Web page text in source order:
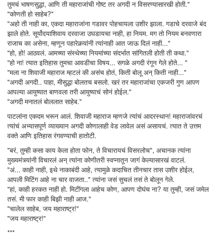
तुमचं भाषणसुद्धा, आणि ती महाराजांची गोष्ट तर अगदी न विसरण्यासारखी होती."
"कोणती हो साहेब?"
"अहो ती नाही का, एकदा महाराजांना गडावर पोहचायला उशीर झाला. गडाचे दरवाजे बंद
झाले होते. सूर्योदयाशिवाय दरवाजा उघडायचा नाही, हा नियम. मग तो नियम बनवणारा
राजाच का असेना, म्हणून पहारेकर्‍यांनी त्यांनाही आत जाऊ दिलं नाही..."
"हो, हो! आठवलं. आमच्या संस्थेच्या नियमांच्या संदर्भात सांगितली होती ती कथा."
"हो ना! त्यात इतिहास तुमचा आवडीचा विषय... सगळे अगदी रंगून गेले होते... "
"मला ना शिवाजी महाराज म्हटलं की असंच होतं, किती बोलू अन् किती नाही..."
"अगदी अगदी.. पाहा, मीसुद्धा बोलतच बसलो. खरं तर महाराजांचा एकजरी गुण आपण
आपल्या आयुष्यात बाणवला तरी आयुष्याचं सोनं होईल."
"अगदी मनातलं बोललात साहेब."
पाटलांना एकदम भरून आलं. शिवाजी महाराज म्हणजे त्यांचं आदरस्थान! महाराजांवरचं
त्यांचं अभ्यासपूर्ण व्याख्यान अगदी कोणालाही वेड लावेल असं असायचं. त्यात ते उत्तम
वक्ते आणि इतिहास रंगवण्याची हातोटी.
"बरं, तुम्ही कसा काय केला होता फोन, ते विचारायचं विसरलोच", अचानक त्यांना
मुख्यमंत्र्यांनी विचारलं अन् त्यांना कोणीतरी स्वप्नातून जागं केल्यासारखं वाटलं.
"अं... काही नाही, इथे नाकाबंदी आहे, त्यामुळे कदाचित तीनचार तास उशीर होईल,
आपली मिटिंग आहे ना चार वाजता.." त्यांना जसं सुचलं तसं ते बोलून गेले.
"हां, काही हरकत नाही हो. मिटींगला आहेच कोण, आपण दोघंच ना? या तुम्ही, जसं जमेल
तसं. मी फार काही बिझी नाही आज."
"चालेल साहेब, जय महाराष्ट्र!"
"जय महाराष्ट्र!"
***